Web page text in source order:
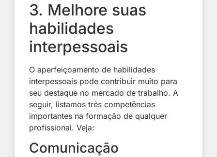
3. Melhore suas
habilidades
interpessoais
O aperfeiçoamento de habilidades
interpessoais pode contribuir muito para
seu destaque no mercado de trabalho. A
seguir, listamos três competências
importantes na formação de qualquer
profissional. Veja:
Comunicação